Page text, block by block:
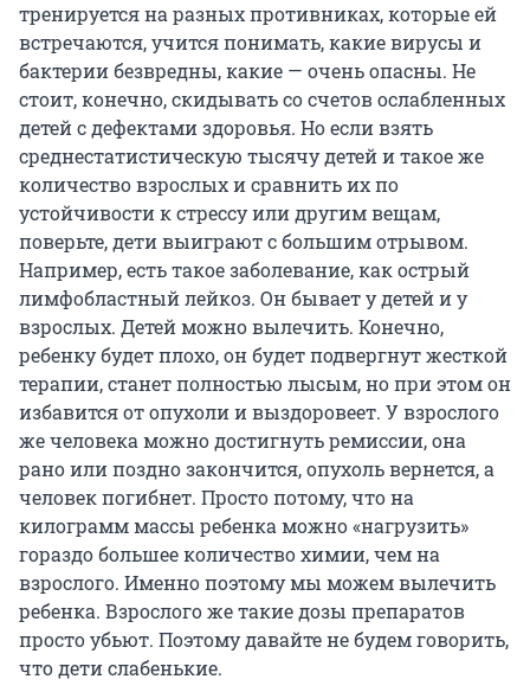
тренируется на разных противниках, которые ей
встречаются, учится понимать, какие вирусы и
бактерии безвредны, какие — очень опасны. Не
стоит, конечно, скидывать со счетов ослабленных
детей с дефектами здоровья. Но если взять
среднестатистическую тысячу детей и такое же
количество взрослых и сравнить их по
устойчивости к стрессу или другим вещам,
поверьте, дети выиграют с большим отрывом.
Например, есть такое заболевание, как острый
лимфобластный лейкоз. Он бывает у детей и у
взрослых. Детей можно вылечить. Конечно,
ребенку будет плохо, он будет подвергнут жесткой
терапии, станет полностью лысым, но при этом он
избавится от опухоли и выздоровеет. У взрослого
же человека можно достигнуть ремиссии, она
рано или поздно закончится, опухоль вернется, а
человек погибнет. Просто потому, что на
килограмм массы ребенка можно «нагрузить»
гораздо большее количество химии, чем на
взрослого. Именно поэтому мы можем вылечить
ребенка. Взрослого же такие дозы препаратов
просто убьют. Поэтому давайте не будем говорить,
что дети слабенькие.